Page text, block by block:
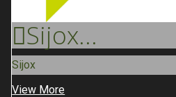
Sijox...
Sijox
View More